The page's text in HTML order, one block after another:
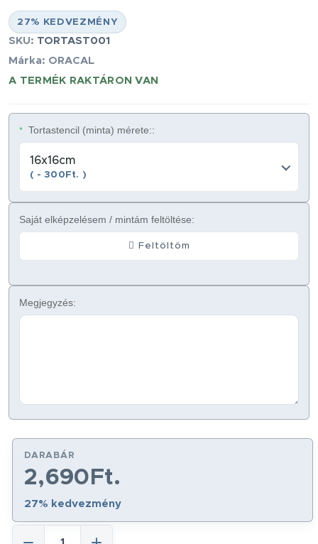
27% KEDVEZMÉNY
SKU: TORTAST001
Márka: ORACAL
A TERMÉK RAKTÁRON VAN
* Tortastencil (minta) mérete::
16x16cm
( - 300Ft. )
Saját elképzelésem / mintám feltöltése:
Feltöltöm
Megjegyzés:
DARABÁR
2,690Ft.
27% kedvezmény